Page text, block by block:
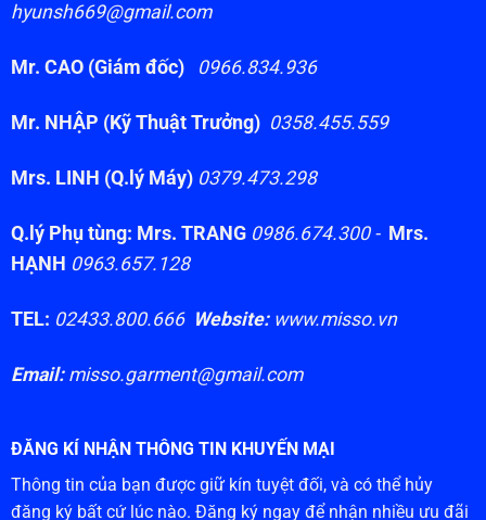
hyunsh669@gmail.com
Mr. CAO (Giám đốc) 0966.834.936
Mr. NHẬP (Kỹ Thuật Trưởng) 0358.455.559
Mrs. LINH (Q.lý Máy) 0379.473.298
Q.lý Phụ tùng: Mrs. TRANG 0986.674.300 - Mrs.
HẠNH 0963.657.128
TEL: 02433.800.666 Website:www.misso.vn
Email:misso.garment@gmail.com
ĐĂNG KÍ NHẬN THÔNG TIN KHUYẾN MẠI
Thông tin của bạn được giữ kín tuyệt đối, và có thể hủy
đăng ký bất cứ lúc nào. Đăng ký ngay để nhận nhiều ưu đãi